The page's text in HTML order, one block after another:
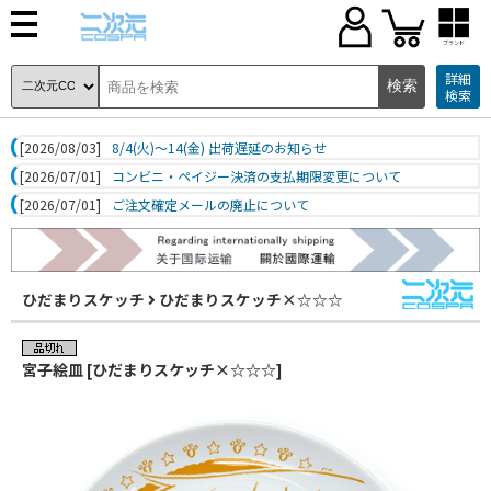
ブランド
詳細
検索
[2026/08/03]
8/4(火)～14(金) 出荷遅延のお知らせ
[2026/07/01]
コンビニ・ペイジー決済の支払期限変更について
[2026/07/01]
ご注文確定メールの廃止について
ひだまりスケッチ ひだまりスケッチ×☆☆☆
宮子絵皿 [ひだまりスケッチ×☆☆☆]